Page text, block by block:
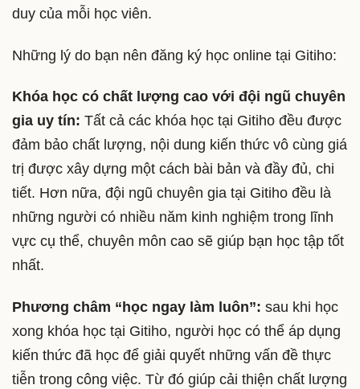
duy của mỗi học viên.
Những lý do bạn nên đăng ký học online tại Gitiho:
Khóa học có chất lượng cao với đội ngũ chuyên
gia uy tín: Tất cả các khóa học tại Gitiho đều được
đảm bảo chất lượng, nội dung kiến thức vô cùng giá
trị được xây dựng một cách bài bản và đầy đủ, chi
tiết. Hơn nữa, đội ngũ chuyên gia tại Gitiho đều là
những người có nhiều năm kinh nghiệm trong lĩnh
vực cụ thể, chuyên môn cao sẽ giúp bạn học tập tốt
nhất.
Phương châm “học ngay làm luôn”: sau khi học
xong khóa học tại Gitiho, người học có thể áp dụng
kiến thức đã học để giải quyết những vấn đề thực
tiễn trong công việc. Từ đó giúp cải thiện chất lượng